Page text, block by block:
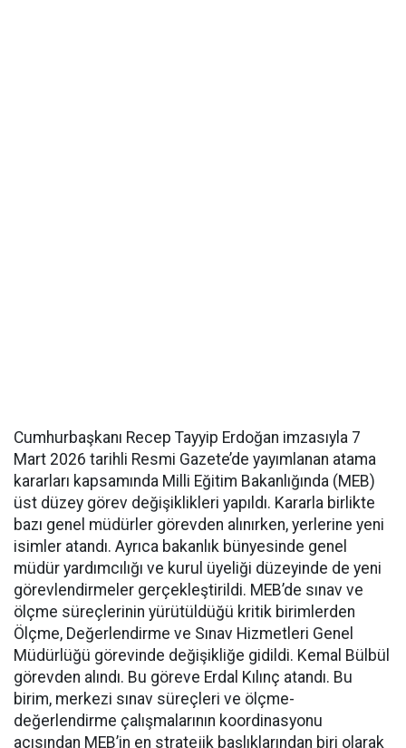
Cumhurbaşkanı Recep Tayyip Erdoğan imzasıyla 7
Mart 2026 tarihli Resmi Gazete’de yayımlanan atama
kararları kapsamında Milli Eğitim Bakanlığında (MEB)
üst düzey görev değişiklikleri yapıldı. Kararla birlikte
bazı genel müdürler görevden alınırken, yerlerine yeni
isimler atandı. Ayrıca bakanlık bünyesinde genel
müdür yardımcılığı ve kurul üyeliği düzeyinde de yeni
görevlendirmeler gerçekleştirildi. MEB’de sınav ve
ölçme süreçlerinin yürütüldüğü kritik birimlerden
Ölçme, Değerlendirme ve Sınav Hizmetleri Genel
Müdürlüğü görevinde değişikliğe gidildi. Kemal Bülbül
görevden alındı. Bu göreve Erdal Kılınç atandı. Bu
birim, merkezi sınav süreçleri ve ölçme-
değerlendirme çalışmalarının koordinasyonu
açısından MEB’in en stratejik başlıklarından biri olarak